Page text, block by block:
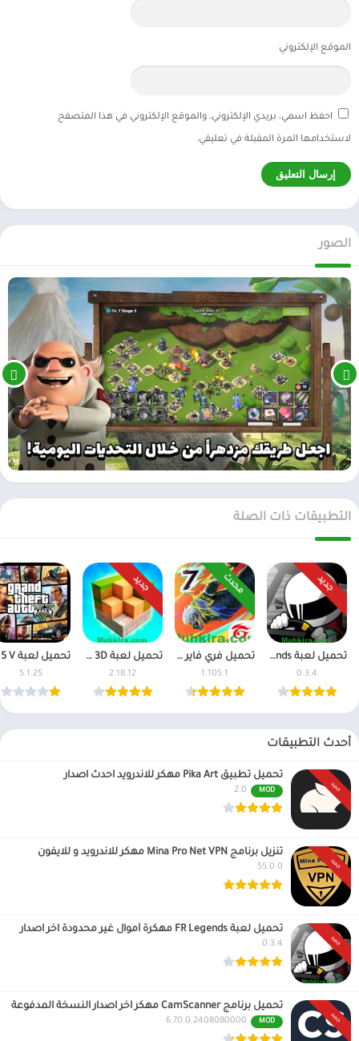
الموقع الإلكتروني
احفظ اسمي، بريدي الإلكتروني، والموقع الإلكتروني في هذا المتصفح
لاستخدامها المرة المقبلة في تعليقي.
الصور
التطبيقات ذات الصلة
جديد
تحميل لعبة FR Legends مهكرة أموال غير محدودة اخر اصدار
0.3.4
محدث
تحميل فري فاير مهكرة 2026 جواهر وأموال اخر اصدار
1.105.1
جديد
تحميل لعبة Block Craft 3D مهكرة (جواهر لاتنتهي) للاندرويد
2.18.12
5.1.25
أحدث التطبيقات
جديد
تحميل تطبيق Pika Art مهكر للاندرويد احدث اصدار
MOD
2.0
جديد
تنزيل برنامج Mina Pro Net VPN مهكر للاندرويد و للايفون
55.0.0
جديد
تحميل لعبة FR Legends مهكرة أموال غير محدودة اخر اصدار
0.3.4
جديد
تحميل برنامج CamScanner مهكر اخر اصدار النسخة المدفوعة
MOD
6.70.0.2408080000